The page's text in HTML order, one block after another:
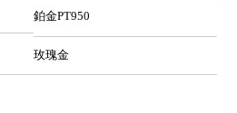
鉑金PT950
玫瑰金